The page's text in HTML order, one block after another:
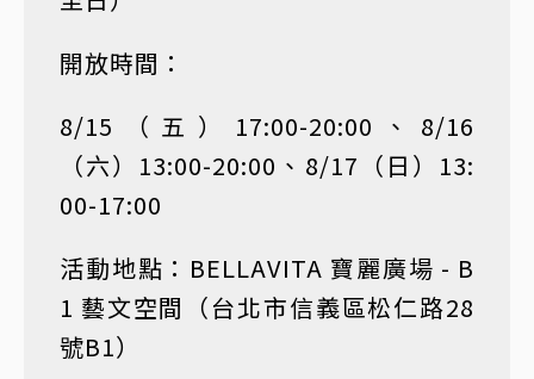
開放時間：
8/15（五）17:00-20:00、8/16
（六）13:00-20:00、8/17（日）13:
00-17:00
活動地點：BELLAVITA 寶麗廣場 - B
1 藝文空間（台北市信義區松仁路28
號B1）